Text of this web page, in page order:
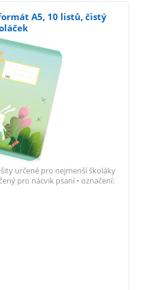
A5, 10 listů, čistý
určené pro nejmenší školáky
pro nácvik psaní • označení: